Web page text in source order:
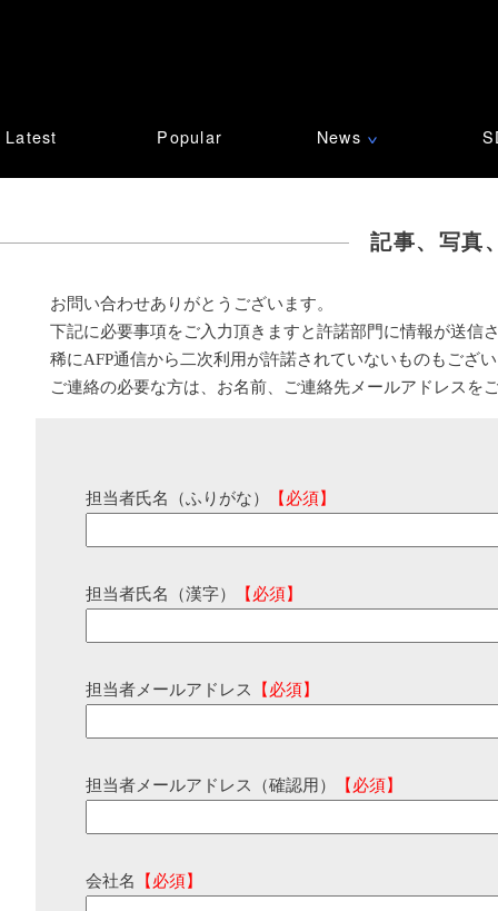
Latest Popular News ∨
記事、写真
お問い合わせありがとうございます。
下記に必要事項をご入力頂きますと許諾部門に情報が送信
稀にAFP通信から二次利用が許諾されていないものもござ
ご連絡の必要な方は、お名前、ご連絡先メールアドレスを
担当者氏名（ふりがな） 【必須】
担当者氏名（漢字） 【必須】
担当者メールアドレス 【必須】
担当者メールアドレス（確認用） 【必須】
会社名 【必須】